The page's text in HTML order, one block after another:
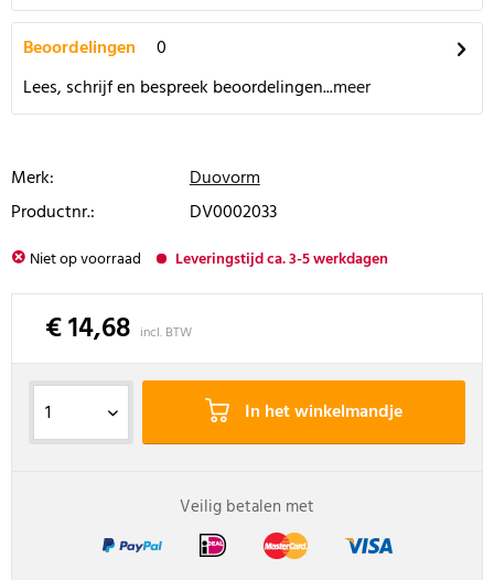
Beoordelingen
0
Lees, schrijf en bespreek beoordelingen...meer
Merk:
Duovorm
Productnr.:
DV0002033
Niet op voorraad Leveringstijd ca. 3-5 werkdagen
€ 14,68 incl. BTW
In het winkelmandje
Veilig betalen met